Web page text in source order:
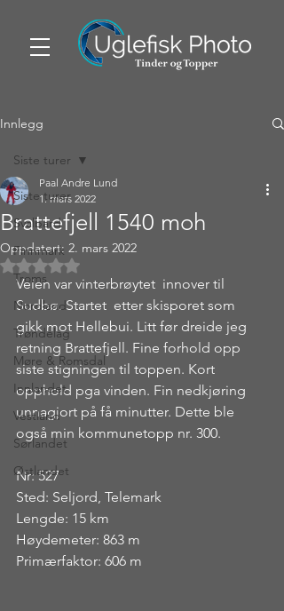
Innlegg
Siste turer
Svalbard
Finnmark
Troms
Nordland
Trøndelag
Møre & Romsdal
Innlandet
Vestland
Sørlandet
Østlandet
Siste turer
Brattefjell 1540 moh
Paal Andre Lund
1. mars 2022
Oppdatert: 2. mars 2022
Gitt NaN av 5 stjerner.
Veien var vinterbrøytet  innover til
Sudbø. Startet  etter skisporet som
gikk mot Hellebui. Litt før dreide jeg
retning Brattefjell. Fine forhold opp
siste stigningen til toppen. Kort
opphold pga vinden. Fin nedkjøring
unnagjort på få minutter. Dette ble
også min kommunetopp nr. 300.
Nr: 527
Sted: Seljord, Telemark
Lengde: 15 km
Høydemeter: 863 m
Primærfaktor: 606 m